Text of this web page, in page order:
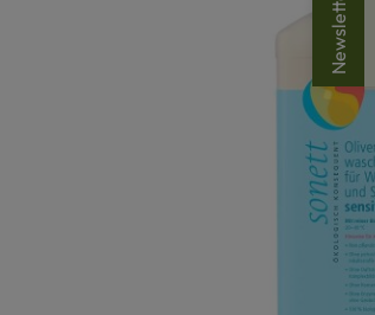
Newsletter